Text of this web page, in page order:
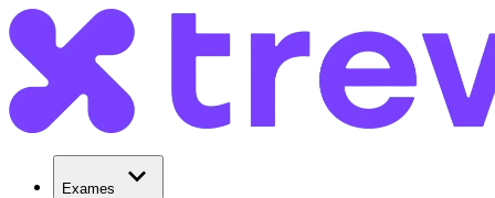
Exames